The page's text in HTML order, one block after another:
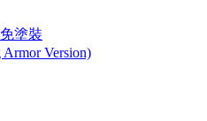
塗裝
Version)